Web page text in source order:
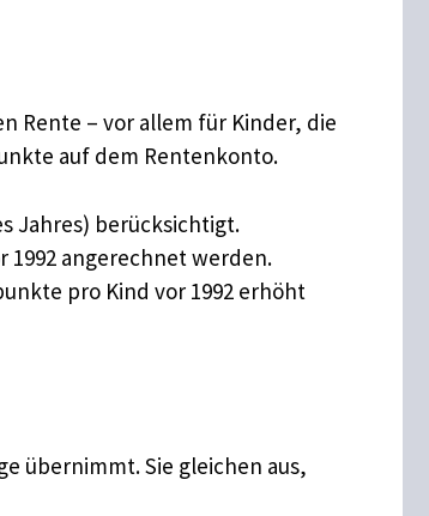
Rente – vor allem für Kinder, die
auf dem Rentenkonto.​
Jahres) berücksichtigt.
1992 angerechnet werden.
pro Kind vor 1992 erhöht
übernimmt. Sie gleichen aus,